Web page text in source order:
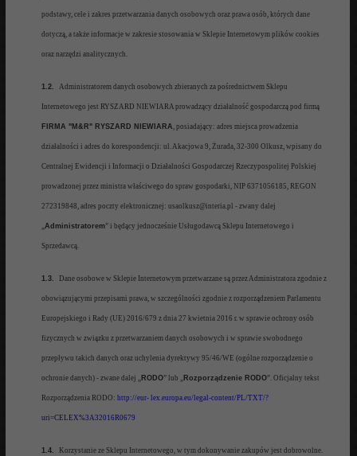
podstawy, cele i zakres przetwarzania danych osobowych oraz prawa osób, których dane
dotyczą, a także informacje w zakresie stosowania w Sklepie Internetowym plików cookies
oraz narzędzi analitycznych .
1.2. Administratorem danych osobowych zbieranych za pośrednictwem Sklepu
Internetowego jest RYSZARD NIEWIARA prowadzący działalność gospodarczą pod firmą
FIRMA "M&R" RYSZARD NIEWIARA, posiadający: adres miejsca prowadzenia
działalności i adres do korespondencji: ul. Akacjowa 9, Żurada, 32-300 Olkusz, wpisany do
Centralnej Ewidencji i Informacji o Działalności Gospodarczej Rzeczypospolitej Polskiej
prowadzonej przez ministra właściwego do spraw gospodarki, NIP 6371056185, REGON
272319848, adres poczty elektronicznej: usaolkusz@interia.pl - zwany dalej
„Administratorem” i będący jednocześnie Usługodawcą Sklepu Internetowego i
Sprzedawcą.
1.3. Dane osobowe w Sklepie Internetowym przetwarzane są przez Administratora zgodnie z
obowiązującymi przepisami prawa, w szczególności zgodnie z rozporządzeniem Parlamentu
Europejskiego i Rady (UE) 2016/679 z dnia 27 kwietnia 2016 r. w sprawie ochrony osób
fizycznych w związku z przetwarzaniem danych osobowych i w sprawie swobodnego
przepływu takich danych oraz uchylenia dyrektywy 95/46/WE (ogólne rozporządzenie o
ochronie danych) - zwane dalej „ RODO” lub „ Rozporządzenie RODO”. Oficjalny tekst
Rozporządzenia RODO: http://eur- lex.europa.eu/legal-content/PL/TXT/?
uri=CELEX%3A32016R0679
1.4. Korzystanie ze Sklepu Internetowego, w tym dokonywanie zakupów jest dobrowolne.